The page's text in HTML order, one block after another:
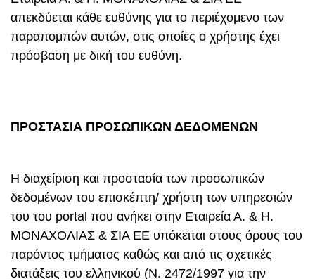
απεκδύεται κάθε ευθύνης για το περιέχομενο των
παραπομπών αυτών, στις οποίες ο χρήστης έχει
πρόσβαση με δική του ευθύνη.
ΠΡΟΣΤΑΣΙΑ ΠΡΟΣΩΠΙΚΩΝ ΔΕΔΟΜΕΝΩΝ
Η διαχείριση και προστασία των προσωπικών
δεδομένων του επισκέπτη/ χρήστη των υπηρεσιών
του του portal που ανήκει στην Εταιρεία Α. & Η.
ΜΟΝΑΧΟΛΙΑΣ & ΣΙΑ ΕΕ υπόκειται στους όρους του
παρόντος τμήματος καθώς και από τις σχετικές
διατάξεις του ελληνικού (Ν. 2472/1997 για την